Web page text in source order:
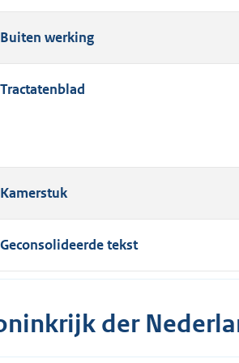
Buiten werking
Tractatenblad
Kamerstuk
Geconsolideerde tekst
der